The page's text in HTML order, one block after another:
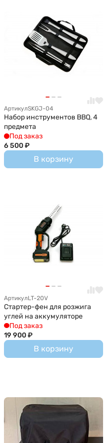
АртикулSKGJ-04
Набор инструментов BBQ, 4
предмета
Под заказ
6 500₽
В корзину
АртикулLT-20V
Стартер-фен для розжига
углей на аккумуляторе
Под заказ
19 900₽
В корзину